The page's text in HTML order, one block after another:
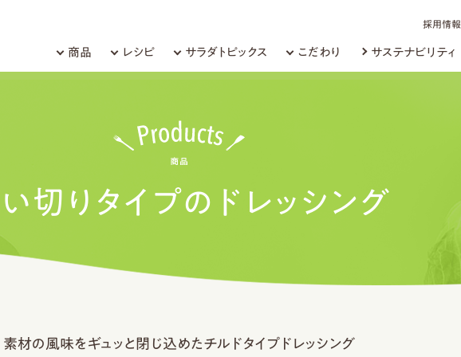
商品 レシピ サラダトピックス こだわり サステナビリティ
採用情報
切りタイプのドレッシング
素材の風味をギュッと閉じ込めたチルドタイプドレッシング